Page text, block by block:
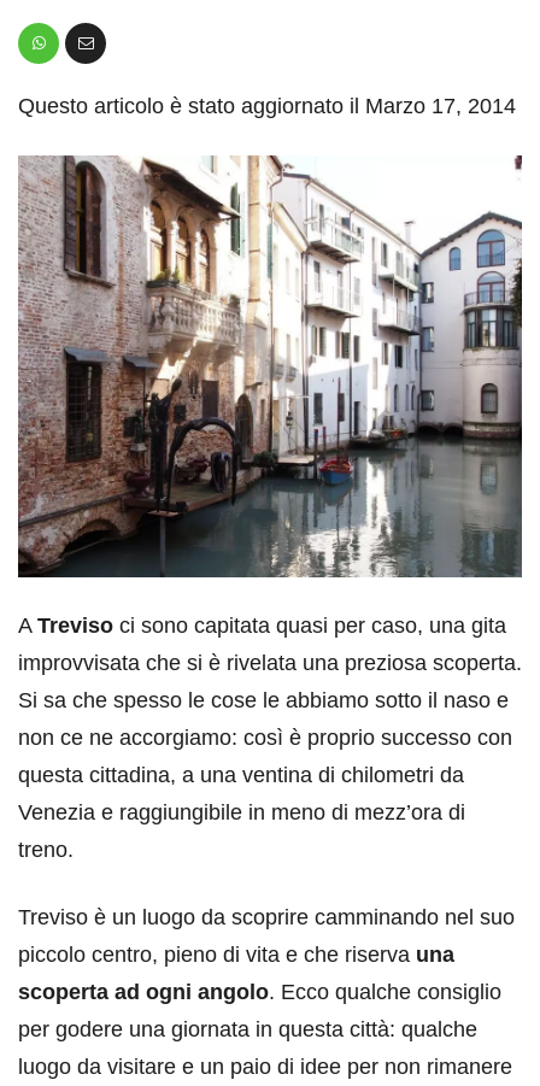
Questo articolo è stato aggiornato il Marzo 17, 2014
A Treviso ci sono capitata quasi per caso, una gita
improvvisata che si è rivelata una preziosa scoperta.
Si sa che spesso le cose le abbiamo sotto il naso e
non ce ne accorgiamo: così è proprio successo con
questa cittadina, a una ventina di chilometri da
Venezia e raggiungibile in meno di mezz’ora di
treno.
Treviso è un luogo da scoprire camminando nel suo
piccolo centro, pieno di vita e che riserva una
scoperta ad ogni angolo. Ecco qualche consiglio
per godere una giornata in questa città: qualche
luogo da visitare e un paio di idee per non rimanere